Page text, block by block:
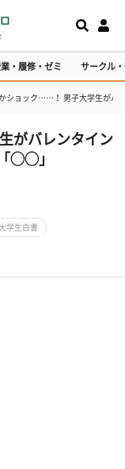
・履修・ゼミ サークル
ショック……！ 男子大学生がバ
がバレンタイン
◯◯」
学生白書